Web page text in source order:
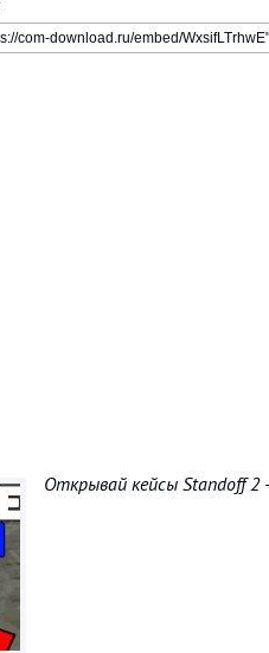
Открывай кейсы Standoff 2